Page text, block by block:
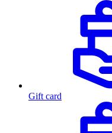
Gift card